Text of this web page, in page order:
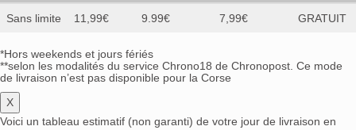
Sans limite 11,99€ 9.99€ 7,99€ GRATUIT
*Hors weekends et jours fériés
**selon les modalités du service Chrono18 de Chronopost. Ce mode
de livraison n’est pas disponible pour la Corse
X
Voici un tableau estimatif (non garanti) de votre jour de livraison en